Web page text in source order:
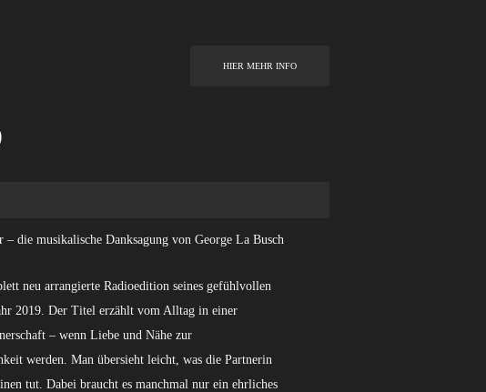
HIER MEHR INFO
die musikalische Danksagung von George La Busch
neu arrangierte Radioedition seines gefühlvollen
2019. Der Titel erzählt vom Alltag in einer
– wenn Liebe und Nähe zur
werden. Man übersieht leicht, was die Partnerin
tut. Dabei braucht es manchmal nur ein ehrliches